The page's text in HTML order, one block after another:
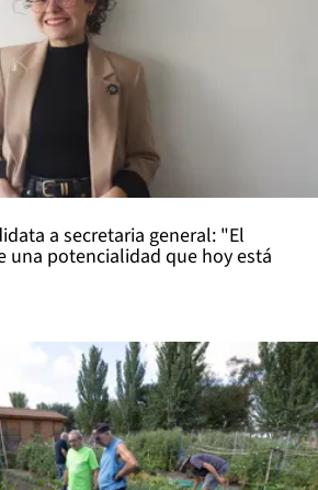
a secretaria general: "El
una potencialidad que hoy está